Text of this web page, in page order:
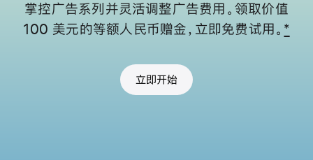
掌控广告系列并灵活调整广告费用。 领取价值
100 美元的等额人民币赠金，立即免费试用。 *
立即开始